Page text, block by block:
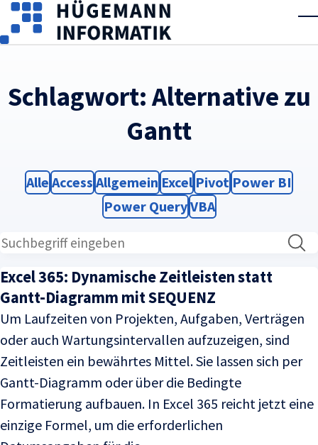
Skip to main content
Schlagwort:Alternative zu
Gantt
Filter
Alle Filter
Access Filter
Allgemein Filter
Excel Filter
Pivot Filter
Power BI
Filter
Power QueryFilter
VBA
Excel 365: Dynamische Zeitleisten statt
Gantt-Diagramm mit SEQUENZ
Um Laufzeiten von Projekten, Aufgaben, Verträgen
oder auch Wartungsintervallen aufzuzeigen, sind
Zeitleisten ein bewährtes Mittel. Sie lassen sich per
Gantt-Diagramm oder über die Bedingte
Formatierung aufbauen. In Excel 365 reicht jetzt eine
einzige Formel, um die erforderlichen